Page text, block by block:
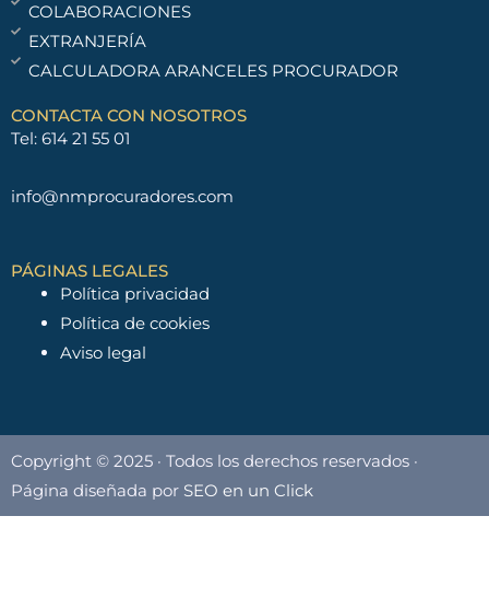
COLABORACIONES
EXTRANJERÍA
CALCULADORA ARANCELES PROCURADOR
CONTACTA CON NOSOTROS
Tel: 614 21 55 01
info@nmprocuradores.com
PÁGINAS LEGALES
Política privacidad
Política de cookies
Aviso legal
Copyright © 2025 · Todos los derechos reservados ·
Página diseñada por SEO en un Click